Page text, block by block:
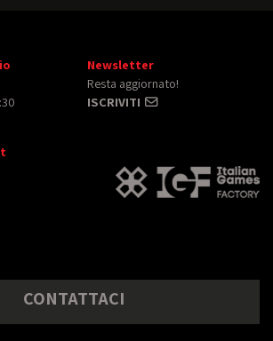
Newsletter
Resta aggiornato!
ISCRIVITI
CONTATTACI